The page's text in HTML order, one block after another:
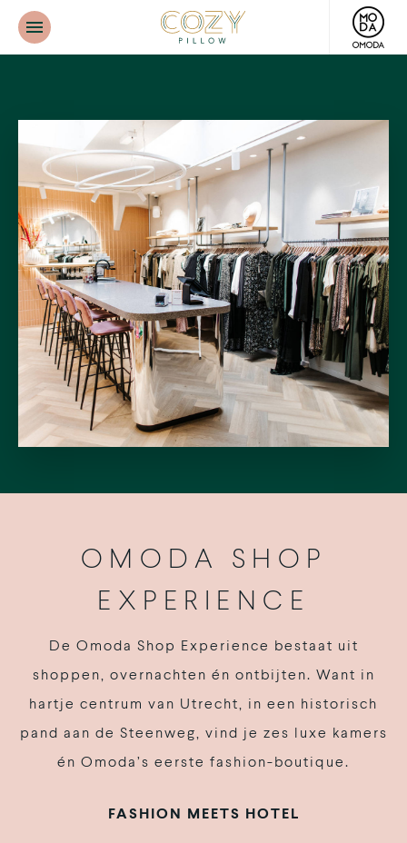
Cozy
Pillow
OMODA SHOP
EXPERIENCE
De Omoda Shop Experience bestaat uit
shoppen, overnachten én ontbijten. Want in
hartje centrum van Utrecht, in een historisch
pand aan de Steenweg, vind je zes luxe kamers
én Omoda’s eerste fashion-boutique.
FASHION MEETS HOTEL